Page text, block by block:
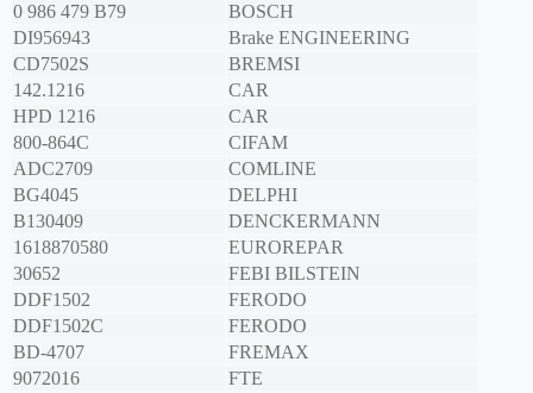
0 986 479 B79
BOSCH
DI956943
Brake ENGINEERING
CD7502S
BREMSI
142.1216
CAR
HPD 1216
CAR
800-864C
CIFAM
ADC2709
COMLINE
BG4045
DELPHI
B130409
DENCKERMANN
1618870580
EUROREPAR
30652
FEBI BILSTEIN
DDF1502
FERODO
DDF1502C
FERODO
BD-4707
FREMAX
9072016
FTE